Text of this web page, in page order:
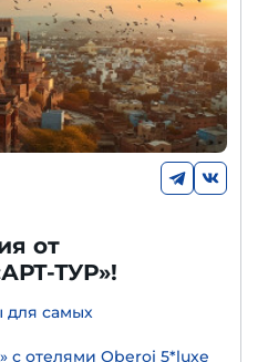
от
ТУР»!
для самых
с отелями Oberoi 5*luxe